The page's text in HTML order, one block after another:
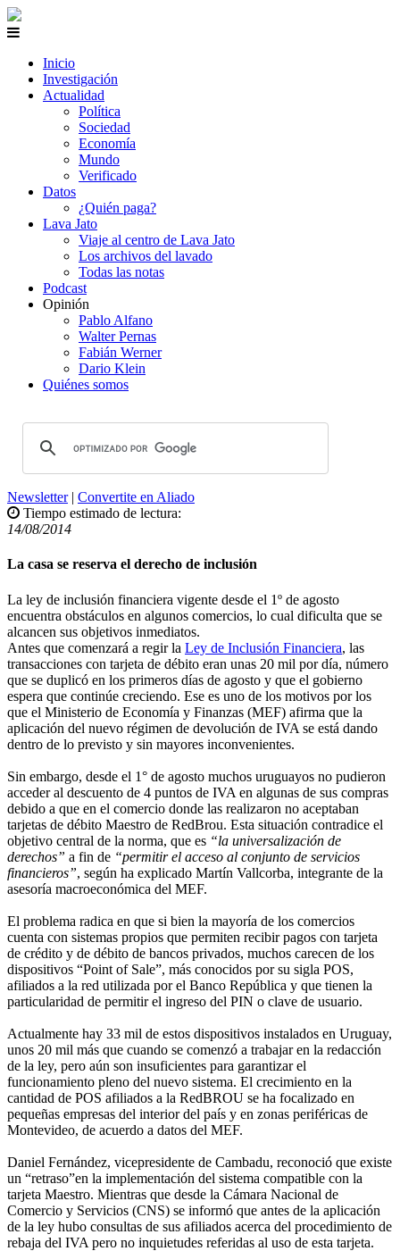
Inicio
Investigación
Actualidad
Política
Sociedad
Economía
Mundo
Verificado
Datos
¿Quién paga?
Lava Jato
Viaje al centro de Lava Jato
Los archivos del lavado
Todas las notas
Podcast
Opinión
Pablo Alfano
Walter Pernas
Fabián Werner
Dario Klein
Quiénes somos
Newsletter| Convertite en Aliado
Tiempo estimado de lectura:
14/08/2014
La casa se reserva el derecho de inclusión
La ley de inclusión financiera vigente desde el 1º de agosto
encuentra obstáculos en algunos comercios, lo cual dificulta que se
alcancen sus objetivos inmediatos.
Antes que comenzará a regir la Ley de Inclusión Financiera, las
transacciones con tarjeta de débito eran unas 20 mil por día, número
que se duplicó en los primeros días de agosto y que el gobierno
espera que continúe creciendo. Ese es uno de los motivos por los
que el Ministerio de Economía y Finanzas (MEF) afirma que la
aplicación del nuevo régimen de devolución de IVA se está dando
dentro de lo previsto y sin mayores inconvenientes.
Sin embargo, desde el 1° de agosto muchos uruguayos no pudieron
acceder al descuento de 4 puntos de IVA en algunas de sus compras
debido a que en el comercio donde las realizaron no aceptaban
tarjetas de débito Maestro de RedBrou. Esta situación contradice el
objetivo central de la norma, que es “la universalización de
derechos” a fin de “permitir el acceso al conjunto de servicios
financieros”, según ha explicado Martín Vallcorba, integrante de la
asesoría macroeconómica del MEF.
El problema radica en que si bien la mayoría de los comercios
cuenta con sistemas propios que permiten recibir pagos con tarjeta
de crédito y de débito de bancos privados, muchos carecen de los
dispositivos “Point of Sale”, más conocidos por su sigla POS,
afiliados a la red utilizada por el Banco República y que tienen la
particularidad de permitir el ingreso del PIN o clave de usuario.
Actualmente hay 33 mil de estos dispositivos instalados en Uruguay,
unos 20 mil más que cuando se comenzó a trabajar en la redacción
de la ley, pero aún son insuficientes para garantizar el
funcionamiento pleno del nuevo sistema. El crecimiento en la
cantidad de POS afiliados a la RedBROU se ha focalizado en
pequeñas empresas del interior del país y en zonas periféricas de
Montevideo, de acuerdo a datos del MEF.
Daniel Fernández, vicepresidente de Cambadu, reconoció que existe
un “retraso”en la implementación del sistema compatible con la
tarjeta Maestro. Mientras que desde la Cámara Nacional de
Comercio y Servicios (CNS) se informó que antes de la aplicación
de la ley hubo consultas de sus afiliados acerca del procedimiento de
rebaja del IVA pero no inquietudes referidas al uso de esta tarjeta.